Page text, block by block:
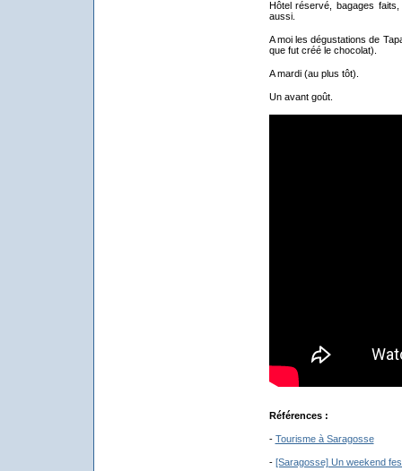
Hôtel réservé, bagages
aussi.
A moi les dégustations de
que fut créé le chocolat).
A mardi (au plus tôt).
Un avant goût.
Références :
- Tourisme à Saragosse
- [Saragosse] Un weekend